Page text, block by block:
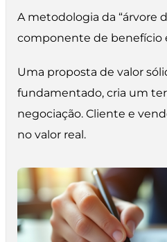
A metodologia da “árvore
componente de benefício
Uma proposta de valor
fundamentado, cria um
negociação. Cliente e
no valor real.